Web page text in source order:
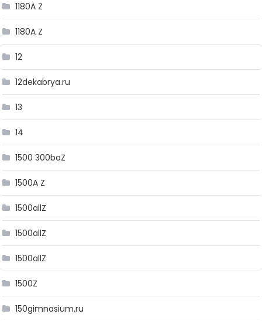
1180A Z
1180A Z
12
12dekabrya.ru
13
14
1500 300baZ
1500A Z
1500allZ
1500allZ
1500allZ
1500Z
150gimnasium.ru